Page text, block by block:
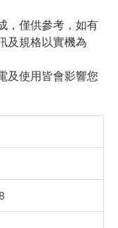
，僅供參考，如有
及規格以實機為
及使用皆會影響您